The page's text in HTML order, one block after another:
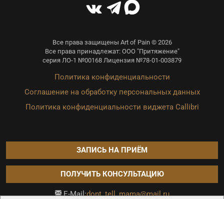
Все права защищены Art of Pain © 2026
Все права принадлежат: ООО "Притяжение"
серия ЛО-1 №00168 Лицензия №78-01-003879
Политика конфиденциальности
Соглашение на обработку персональных данных
Политика конфиденциальности виджета Callibri
ЗАПИСЬ НА ПРИЁМ
ПОЛУЧИТЬ КОНСУЛЬТАЦИЮ
E-Mail:dont_tell_mama@mail.ru